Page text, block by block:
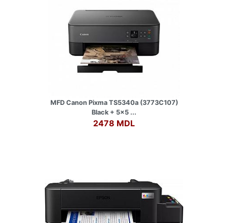
MFD Canon Pixma TS5340a (3773C107)
Black + 5x5 ...
2478 MDL